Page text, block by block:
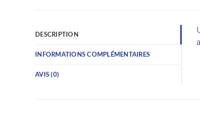
DESCRIPTION
INFORMATIONS COMPLÉMENTAIRES
AVIS (0)